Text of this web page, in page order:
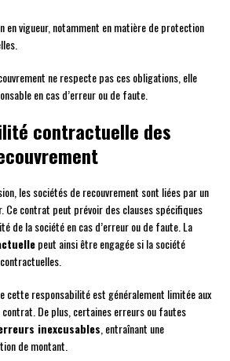
en vigueur, notamment en matière de protection
ne respecte pas ces obligations, elle
en cas d’erreur ou de faute.
contractuelle des
les sociétés de recouvrement sont liées par un
Ce contrat peut prévoir des clauses spécifiques
de la société en cas d’erreur ou de faute. La
peut ainsi être engagée si la société
cette responsabilité est généralement limitée aux
De plus, certaines erreurs ou fautes
inexcusables, entraînant une
de montant.